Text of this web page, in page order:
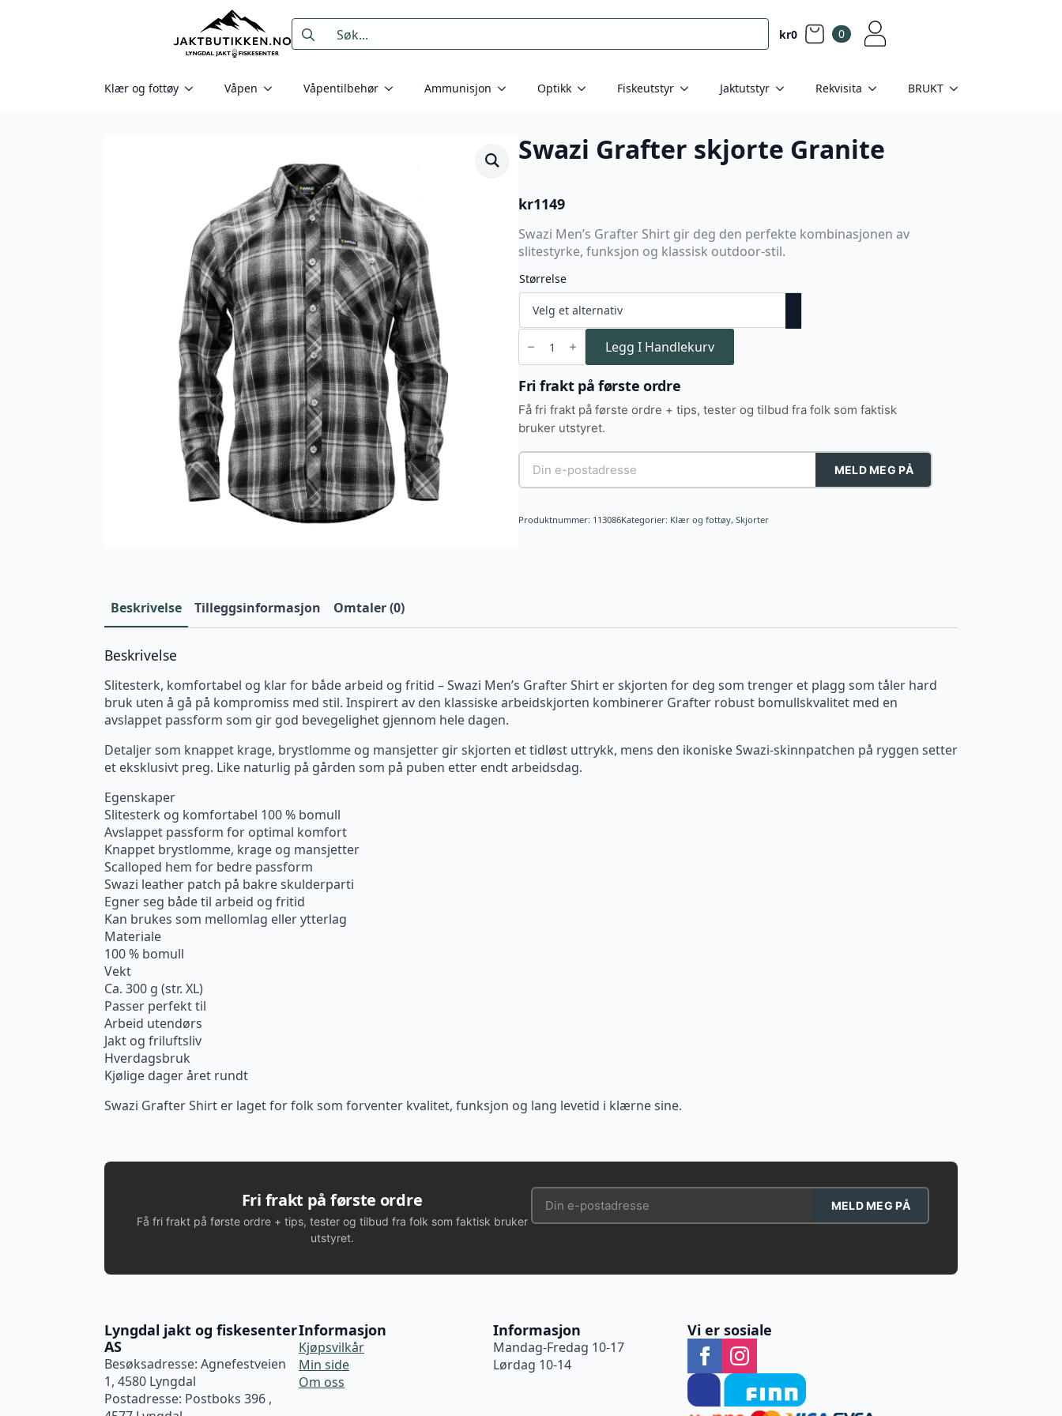
Search
for:
kr0 0
Klær og fottøy Våpen Våpentilbehør Ammunisjon Optikk Fiskeutstyr Jaktutstyr Rekvisita BRUKT
Swazi Grafter skjorte Granite
kr1149
Swazi Men’s Grafter Shirt gir deg den perfekte kombinasjonen av
slitestyrke, funksjon og klassisk outdoor-stil.
Størrelse
Swazi
Grafter
skjorte
Granite
antall
Legg I Handlekurv
Fri frakt på første ordre
Få fri frakt på første ordre + tips, tester og tilbud fra folk som faktisk
bruker utstyret.
MELD MEG PÅ
Produktnummer: 113086Kategorier: Klær og fottøy, Skjorter
Beskrivelse Tilleggsinformasjon Omtaler (0)
Beskrivelse
Slitesterk, komfortabel og klar for både arbeid og fritid – Swazi Men’s Grafter Shirt er skjorten for deg som trenger et plagg som tåler hard
bruk uten å gå på kompromiss med stil. Inspirert av den klassiske arbeidskjorten kombinerer Grafter robust bomullskvalitet med en
avslappet passform som gir god bevegelighet gjennom hele dagen.
Detaljer som knappet krage, brystlomme og mansjetter gir skjorten et tidløst uttrykk, mens den ikoniske Swazi-skinnpatchen på ryggen setter
et eksklusivt preg. Like naturlig på gården som på puben etter endt arbeidsdag.
Egenskaper
Slitesterk og komfortabel 100 % bomull
Avslappet passform for optimal komfort
Knappet brystlomme, krage og mansjetter
Scalloped hem for bedre passform
Swazi leather patch på bakre skulderparti
Egner seg både til arbeid og fritid
Kan brukes som mellomlag eller ytterlag
Materiale
100 % bomull
Vekt
Ca. 300 g (str. XL)
Passer perfekt til
Arbeid utendørs
Jakt og friluftsliv
Hverdagsbruk
Kjølige dager året rundt
Swazi Grafter Shirt er laget for folk som forventer kvalitet, funksjon og lang levetid i klærne sine.
Fri frakt på første ordre
Få fri frakt på første ordre + tips, tester og tilbud fra folk som faktisk bruker
utstyret.
MELD MEG PÅ
Lyngdal jakt og fiskesenter
AS
Besøksadresse: Agnefestveien
1, 4580 Lyngdal
Postadresse: Postboks 396 ,
Informasjon
Kjøpsvilkår
Min side
Om oss
Informasjon
Mandag-Fredag 10-17
Lørdag 10-14
Vi er sosiale